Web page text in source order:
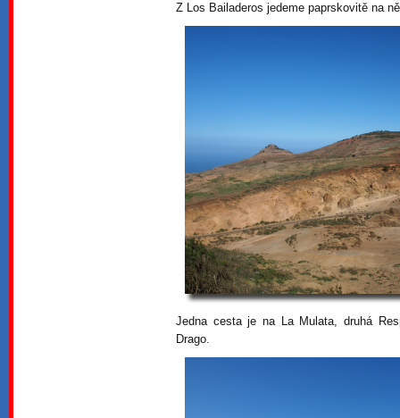
Z Los Bailaderos jedeme paprskovitě na
Jedna cesta je na La Mulata, druhá
Drago.